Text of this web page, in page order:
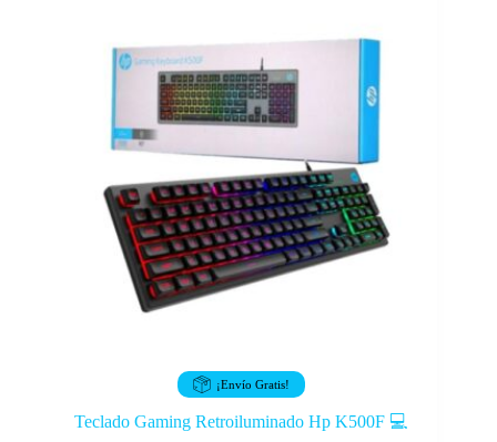
¡Envío Gratis!
Teclado Gaming Retroiluminado Hp K500F 💻